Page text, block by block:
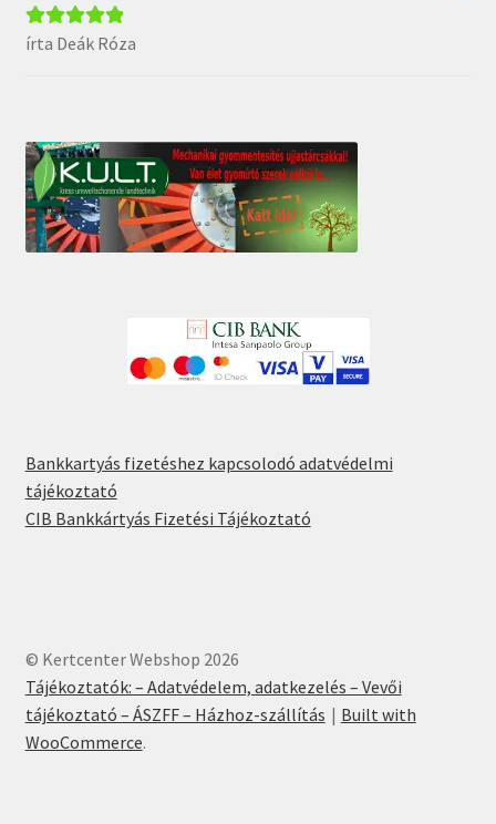
Értékelés: 5/
írta Deák Róza
Bankkartyás fizetéshez kapcsolodó adatvédelmi
tájékoztató
CIB Bankkártyás Fizetési Tájékoztató
© Kertcenter Webshop 2026
Tájékoztatók: – Adatvédelem, adatkezelés – Vevői
tájékoztató – ÁSZFF – Házhoz-szállítás
Built with
WooCommerce.